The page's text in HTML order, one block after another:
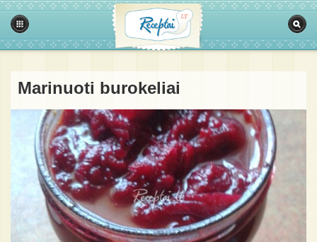
Marinuoti burokeliai